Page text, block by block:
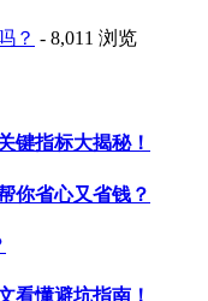
？ - 8,011 浏览
键指标大揭秘！
你省心又省钱？
看懂避坑指南！